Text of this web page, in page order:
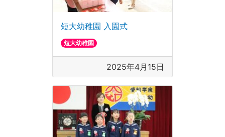
短大幼稚園 入園式
短大幼稚園
2025年4月15日